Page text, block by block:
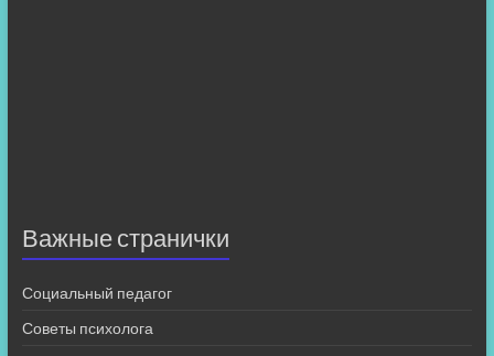
Важные странички
Социальный педагог
Советы психолога